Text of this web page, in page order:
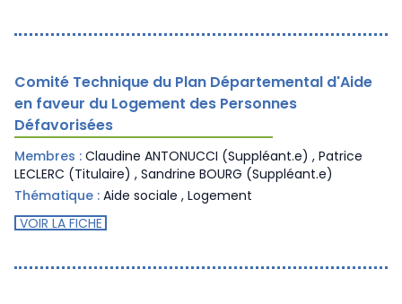
Comité Technique du Plan Départemental d'Aide
en faveur du Logement des Personnes
Défavorisées
Membres : Claudine ANTONUCCI (Suppléant.e) , Patrice
LECLERC (Titulaire) , Sandrine BOURG (Suppléant.e)
Thématique : Aide sociale , Logement
VOIR LA FICHE